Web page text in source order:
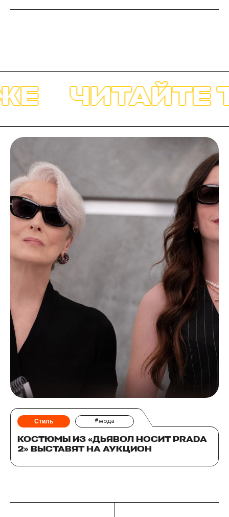
ЧИТАЙТЕ
Стиль #мода
КОСТЮМЫ ИЗ «ДЬЯВОЛ НОСИТ PRADA
2» ВЫСТАВЯТ НА АУКЦИОН